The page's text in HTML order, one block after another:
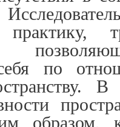
,
себя по
В
образом,